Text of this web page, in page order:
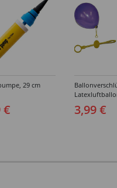
29 cm
€
Stück
3,99 €